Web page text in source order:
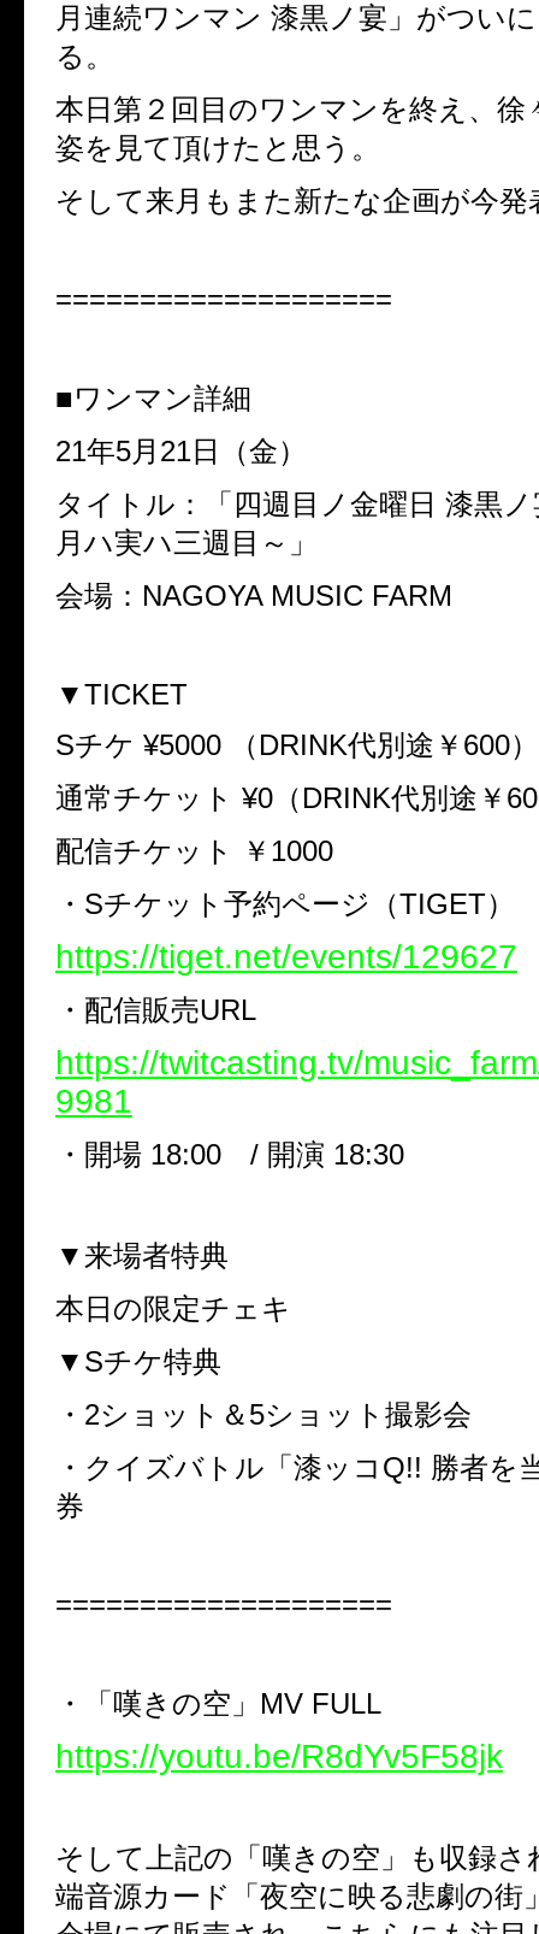
月連続ワンマン 漆黒ノ宴」がつい
る。
本日第２回目のワンマンを終え、徐
姿を見て頂けたと思う。
そして来月もまた新たな企画が今発
====================
■ワンマン詳細
21年5月21日（金）
タイトル：「四週目ノ金曜日 漆黒
月ハ実ハ三週目～」
会場：NAGOYA MUSIC FARM
▼TICKET
Sチケ ¥5000 （DRINK代別途￥600）
通常チケット ¥0（DRINK代別途￥
配信チケット ￥1000
・Sチケット予約ページ（TIGET）
https://tiget.net/events/129627
・配信販売URL
https://twitcasting.tv/
9981
・開場 18:00 / 開演 18:30
▼来場者特典
本日の限定チェキ
▼Sチケ特典
・2ショット＆5ショット撮影会
・クイズバトル「漆ッコQ!! 勝者を
券
====================
・「嘆きの空」MV FULL
https://youtu.be/R8dYv5F58jk
そして上記の「嘆きの空」も収録さ
端音源カード「夜空に映る悲劇の街